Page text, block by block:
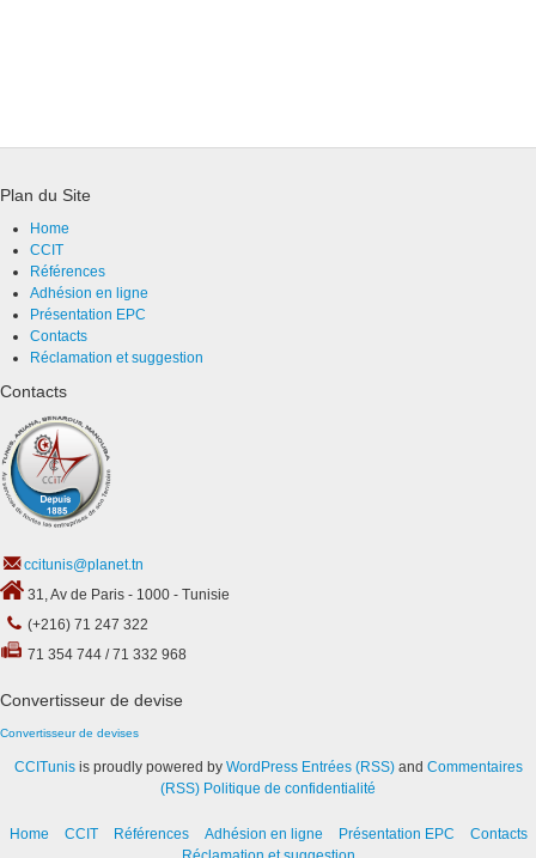
Plan du Site
Home
CCIT
Références
Adhésion en ligne
Présentation EPC
Contacts
Réclamation et suggestion
Contacts
ccitunis@planet.tn
31, Av de Paris - 1000 - Tunisie
(+216) 71 247 322
71 354 744 / 71 332 968
Convertisseur de devise
Convertisseur de devises
CCITunisis proudly powered by WordPress Entrées (RSS)and Commentaires
(RSS) Politique de confidentialité
Home CCIT Références Adhésion en ligne Présentation EPC
Contacts